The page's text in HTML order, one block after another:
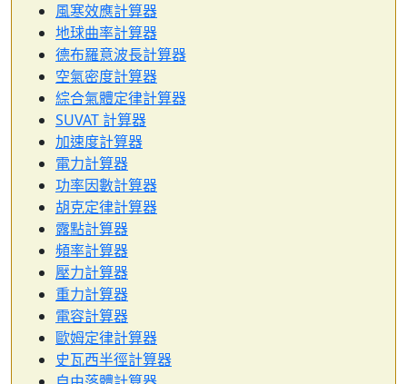
風寒效應計算器
地球曲率計算器
德布羅意波長計算器
空氣密度計算器
綜合氣體定律計算器
SUVAT 計算器
加速度計算器
電力計算器
功率因數計算器
胡克定律計算器
露點計算器
頻率計算器
壓力計算器
重力計算器
電容計算器
歐姆定律計算器
史瓦西半徑計算器